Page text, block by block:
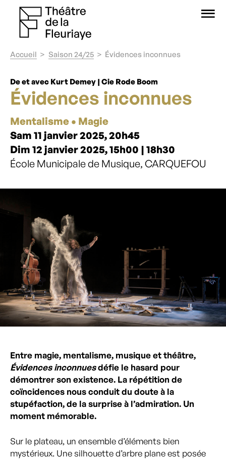
Accueil Saison 24/25 Évidences inconnues
De et avec Kurt Demey | Cie Rode Boom
Évidences inconnues
Mentalisme • Magie
Sam 11 janvier 2025, 20h45
Dim 12 janvier 2025, 15h00 | 18h30
École Municipale de Musique, CARQUEFOU
Entre magie, mentalisme, musique et théâtre,
Évidences inconnuesdéfie le hasard pour
démontrer son existence. La répétition de
coïncidences nous conduit du doute à la
stupéfaction, de la surprise à l’admiration. Un
moment mémorable.
Sur le plateau, un ensemble d’éléments bien
mystérieux. Une silhouette d’arbre plane est posée